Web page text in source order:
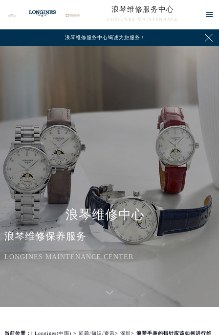
浪琴维修服务中心
LONGINES MAINTENANCE

浪琴维修服务中心竭诚为您服务！ 
浪琴维修中心
浪琴维修保养服务
LONGINES MAINTENANCE CENTER
联系我们
当前位置： | Longines(中国) > 问题/知识/资讯> 深圳 > 浪琴手表的指针应该如何进行维